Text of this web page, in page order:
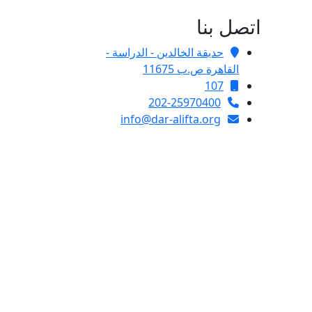
اتصل بنا
حديقة الخالدين - الدراسة -
القاهرة ص.ب 11675
107
202-25970400
info@dar-alifta.org